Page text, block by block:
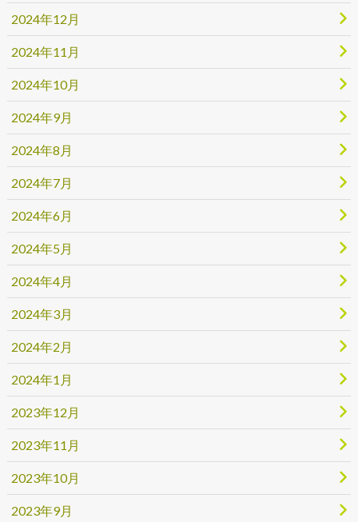
2024年12月
2024年11月
2024年10月
2024年9月
2024年8月
2024年7月
2024年6月
2024年5月
2024年4月
2024年3月
2024年2月
2024年1月
2023年12月
2023年11月
2023年10月
2023年9月